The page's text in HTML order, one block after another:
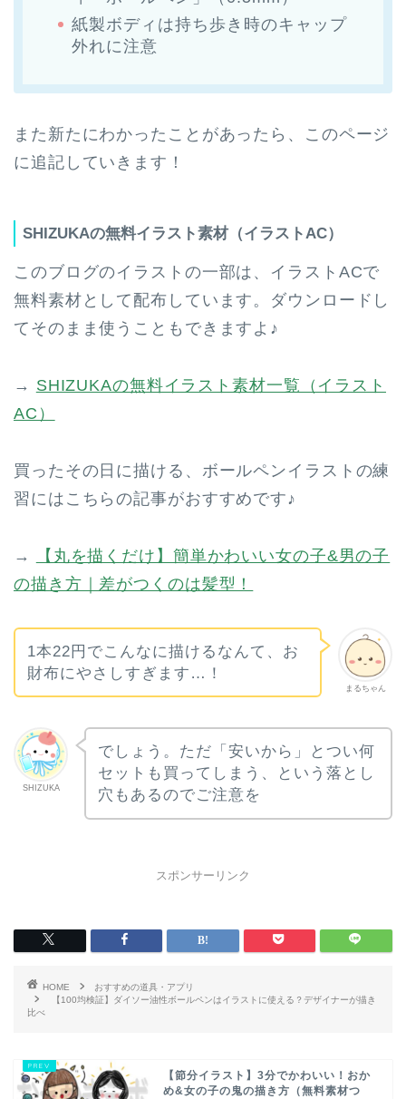
紙製ボディは持ち歩き時のキャップ
外れに注意
また新たにわかったことがあったら、このページ
に追記していきます！
SHIZUKAの無料イラスト素材（イラストAC）
このブログのイラストの一部は、イラストACで
無料素材として配布しています。ダウンロードし
てそのまま使うこともできますよ♪
→ SHIZUKAの無料イラスト素材一覧（イラスト
AC）
買ったその日に描ける、ボールペンイラストの練
習にはこちらの記事がおすすめです♪
→
【丸を描くだけ】簡単かわいい女の子&男の子
の描き方｜差がつくのは髪型！
まるちゃん
1本22円でこんなに描けるなんて、お
財布にやさしすぎます…！
SHIZUKA
でしょう。ただ「安いから」とつい何
セットも買ってしまう、という落とし
穴もあるのでご注意を
スポンサーリンク
HOME
おすすめの道具・アプリ
【100均検証】ダイソー油性ボールペンはイラストに使える？デザイナーが描き
比べ
【節分イラスト】3分でかわいい！おか
め&女の子の鬼の描き方（無料素材つ